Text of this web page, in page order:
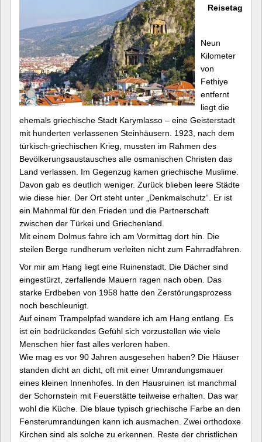
Reisetag
Neun
Kilometer
von
Fethiye
entfernt
liegt die
ehemals griechische Stadt Karymlasso – eine Geisterstadt
mit hunderten verlassenen Steinhäusern. 1923, nach dem
türkisch-griechischen Krieg, mussten im Rahmen des
Bevölkerungsaustausches alle osmanischen Christen das
Land verlassen. Im Gegenzug kamen griechische Muslime.
Davon gab es deutlich weniger. Zurück blieben leere Städte
wie diese hier. Der Ort steht unter „Denkmalschutz“. Er ist
ein Mahnmal für den Frieden und die Partnerschaft
zwischen der Türkei und Griechenland.
Mit einem Dolmus fahre ich am Vormittag dort hin. Die
steilen Berge rundherum verleiten nicht zum Fahrradfahren.
Vor mir am Hang liegt eine Ruinenstadt. Die Dächer sind
eingestürzt, zerfallende Mauern ragen nach oben. Das
starke Erdbeben von 1958 hatte den Zerstörungsprozess
noch beschleunigt.
Auf einem Trampelpfad wandere ich am Hang entlang. Es
ist ein bedrückendes Gefühl sich vorzustellen wie viele
Menschen hier fast alles verloren haben.
Wie mag es vor 90 Jahren ausgesehen haben? Die Häuser
standen dicht an dicht, oft mit einer Umrandungsmauer
eines kleinen Innenhofes. In den Hausruinen ist manchmal
der Schornstein mit Feuerstätte teilweise erhalten. Das war
wohl die Küche. Die blaue typisch griechische Farbe an den
Fensterumrandungen kann ich ausmachen. Zwei orthodoxe
Kirchen sind als solche zu erkennen. Reste der christlichen